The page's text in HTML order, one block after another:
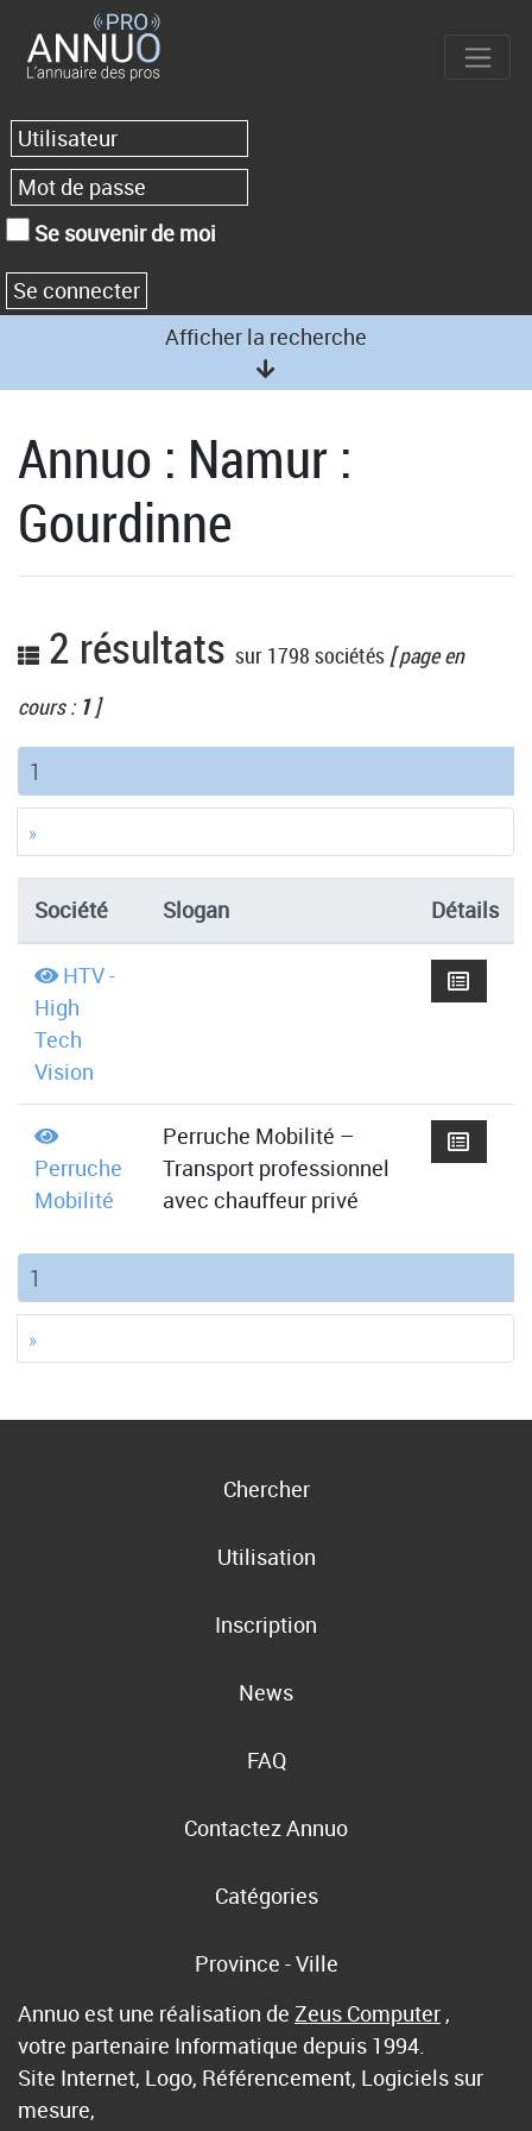
Se souvenir de moi
Afficher la recherche
Annuo : Namur :
Gourdinne
2 résultats sur 1798 sociétés [ page en
cours : 1]
1
»
Société Slogan Détails
HTV -
High
Tech
Vision
Perruche
Mobilité
Perruche Mobilité –
Transport professionnel
avec chauffeur privé
1
»
Chercher
Utilisation
Inscription
News
FAQ
Contactez Annuo
Catégories
Province - Ville
Annuo est une réalisation de Zeus Computer ,
votre partenaire Informatique depuis 1994.
Site Internet, Logo, Référencement, Logiciels sur
mesure,